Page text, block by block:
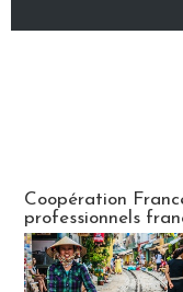
Coopération
professionnels